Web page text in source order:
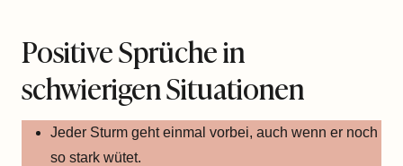
Positive Sprüche in
schwierigen Situationen
Jeder Sturm geht einmal vorbei, auch wenn er noch
so stark wütet.